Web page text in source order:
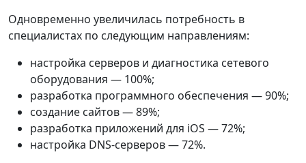
Одновременно увеличилась потребность в
специалистах по следующим направлениям:
настройка серверов и диагностика сетевого
оборудования — 100%;
разработка программного обеспечения — 90%;
создание сайтов — 89%;
разработка приложений для iOS — 72%;
настройка DNS-серверов — 72%.